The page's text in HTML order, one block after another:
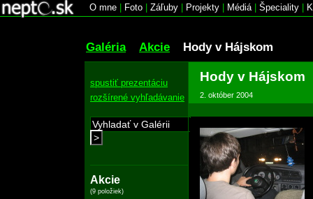
O mne Foto Záľuby Projekty Médiá| Špeciality
Galéria Akcie Hody v Hájskom
spustiť prezentáciu
rozšírené vyhľadávanie
>
Akcie
(9 položiek)
Hody v Hájskom
2. október 2004